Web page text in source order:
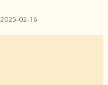
2025-02-16